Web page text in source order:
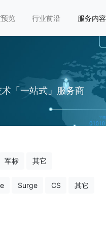
览 行业前沿 服务内容
「一站式」服务商
军标 其它
Surge CS 其它